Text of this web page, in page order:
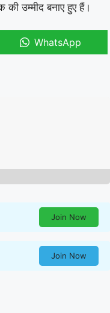
उम्मीद बनाए हुए हैं।
WhatsApp
Join Now
Join Now